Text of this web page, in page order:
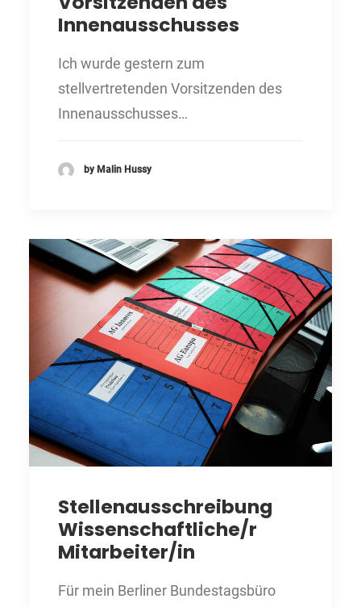
Innenausschusses
Ich wurde gestern zum
stellvertretenden Vorsitzenden des
Innenausschusses…
by Malin Hussy
Stellenausschreibung
Wissenschaftliche/r
Mitarbeiter/in
Für mein Berliner Bundestagsbüro